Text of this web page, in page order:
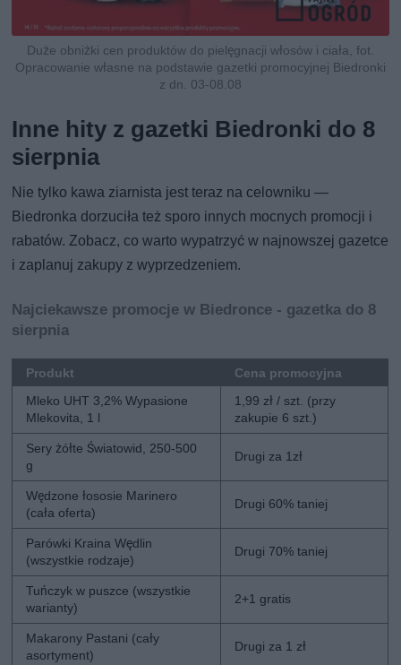
Duże obniżki cen produktów do pielęgnacji włosów i ciała, fot.
Opracowanie własne na podstawie gazetki promocyjnej Biedronki
z dn. 03-08.08
Inne hity z gazetki Biedronki do 8
sierpnia
Nie tylko kawa ziarnista jest teraz na celowniku —
Biedronka dorzuciła też sporo innych mocnych promocji i
rabatów. Zobacz, co warto wypatrzyć w najnowszej gazetce
i zaplanuj zakupy z wyprzedzeniem.
Najciekawsze promocje w Biedronce - gazetka do 8
sierpnia
Produkt
Cena promocyjna
Mleko UHT 3,2% Wypasione
Mlekovita, 1 l
1,99 zł / szt. (przy
zakupie 6 szt.)
Sery żółte Światowid, 250-500
g
Drugi za 1zł
Wędzone łososie Marinero
(cała oferta)
Drugi 60% taniej
Parówki Kraina Wędlin
(wszystkie rodzaje)
Drugi 70% taniej
Tuńczyk w puszce (wszystkie
warianty)
2+1 gratis
Makarony Pastani (cały
asortyment)
Drugi za 1 zł